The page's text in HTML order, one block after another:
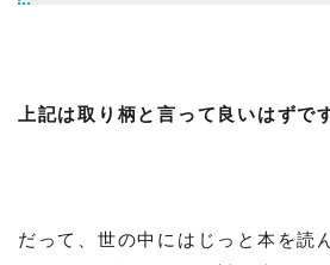
上記は取り柄と言って良いはずで
だって、世の中にはじっと本を読